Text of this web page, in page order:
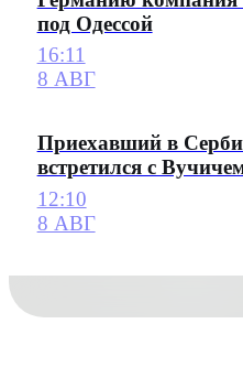
под Одессой
16:11
8 АВГ
Приехавший в
встретился с
12:10
8 АВГ